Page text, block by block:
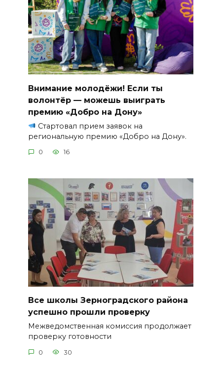
Внимание молодёжи! Если ты
волонтёр — можешь выиграть
премию «Добро на Дону»
Стартовал прием заявок на
региональную премию «Добро на Дону».
0 16
Все школы Зерноградского района
успешно прошли проверку
Межведомственная комиссия продолжает
проверку готовности
0 30